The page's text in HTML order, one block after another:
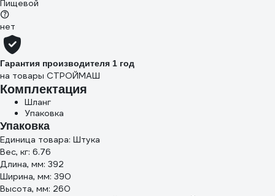
Пищевой
нет
Гарантия производителя 1 год
на товары СТРОЙМАШ
Комплектация
Шланг
Упаковка
Упаковка
Единица товара: Штука
Вес, кг: 6.76
Длина, мм: 392
Ширина, мм: 390
Высота, мм: 260